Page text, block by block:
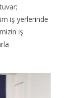
iş yerlerinde
iş